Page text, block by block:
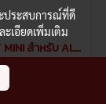
ชุดแต่ง SKIRT MINI สำหรับ ALPHARD ปี 2018-2022 ALPHARD BODY KITS ชุดแต่งสเกิร์ตมินิ ของแต่งอัลพาร์ด
ประสบการณ์ที่ดี
เอียดเพิ่มเติม